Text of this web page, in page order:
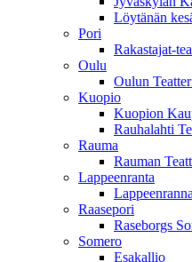
Löytänän
Pori
Rakastajat-
Oulu
Oulun
Kuopio
Kuopion
Rauhalahti
Rauma
Rauman
Lappeenranta
Raasepori
Raseborgs
Somero
Esakallio